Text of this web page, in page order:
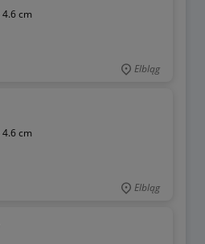
4.6 cm
Elbląg
4.6 cm
Elbląg